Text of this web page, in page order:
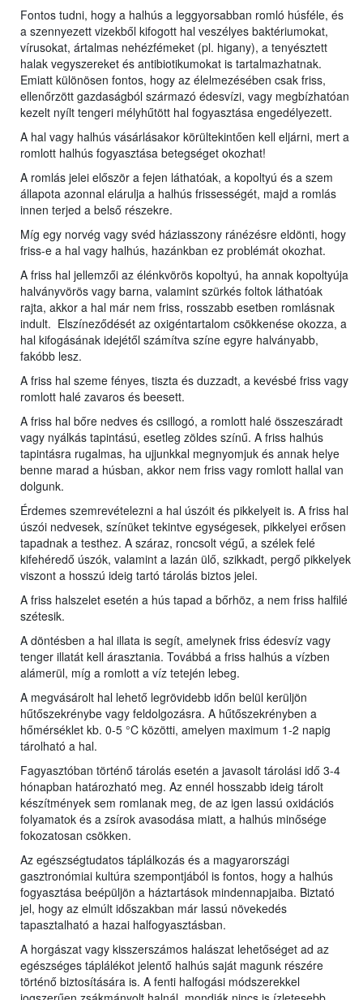
Fontos tudni, hogy a halhús a leggyorsabban romló húsféle, és
a szennyezett vizekből kifogott hal veszélyes baktériumokat,
vírusokat, ártalmas nehézfémeket (pl. higany), a tenyésztett
halak vegyszereket és antibiotikumokat is tartalmazhatnak.
Emiatt különösen fontos, hogy az élelmezésében csak friss,
ellenőrzött gazdaságból származó édesvízi, vagy megbízhatóan
kezelt nyílt tengeri mélyhűtött hal fogyasztása engedélyezett.
A hal vagy halhús vásárlásakor körültekintően kell eljárni, mert a
romlott halhús fogyasztása betegséget okozhat!
A romlás jelei először a fejen láthatóak, a kopoltyú és a szem
állapota azonnal elárulja a halhús frissességét, majd a romlás
innen terjed a belső részekre.
Míg egy norvég vagy svéd háziasszony ránézésre eldönti, hogy
friss-e a hal vagy halhús, hazánkban ez problémát okozhat.
A friss hal jellemzői az élénkvörös kopoltyú, ha annak kopoltyúja
halványvörös vagy barna, valamint szürkés foltok láthatóak
rajta, akkor a hal már nem friss, rosszabb esetben romlásnak
indult. Elszíneződését az oxigéntartalom csökkenése okozza, a
hal kifogásának idejétől számítva színe egyre halványabb,
fakóbb lesz.
A friss hal szeme fényes, tiszta és duzzadt, a kevésbé friss vagy
romlott halé zavaros és beesett.
A friss hal bőre nedves és csillogó, a romlott halé összeszáradt
vagy nyálkás tapintású, esetleg zöldes színű. A friss halhús
tapintásra rugalmas, ha ujjunkkal megnyomjuk és annak helye
benne marad a húsban, akkor nem friss vagy romlott hallal van
dolgunk.
Érdemes szemrevételezni a hal úszóit és pikkelyeit is. A friss hal
úszói nedvesek, színüket tekintve egységesek, pikkelyei erősen
tapadnak a testhez. A száraz, roncsolt végű, a szélek felé
kifehéredő úszók, valamint a lazán ülő, szikkadt, pergő pikkelyek
viszont a hosszú ideig tartó tárolás biztos jelei.
A friss halszelet esetén a hús tapad a bőrhöz, a nem friss halfilé
szétesik.
A döntésben a hal illata is segít, amelynek friss édesvíz vagy
tenger illatát kell árasztania. Továbbá a friss halhús a vízben
alámerül, míg a romlott a víz tetején lebeg.
A megvásárolt hal lehető legrövidebb időn belül kerüljön
hűtőszekrénybe vagy feldolgozásra. A hűtőszekrényben a
hőmérséklet kb. 0-5 °C közötti, amelyen maximum 1-2 napig
tárolható a hal.
Fagyasztóban történő tárolás esetén a javasolt tárolási idő 3-4
hónapban határozható meg. Az ennél hosszabb ideig tárolt
készítmények sem romlanak meg, de az igen lassú oxidációs
folyamatok és a zsírok avasodása miatt, a halhús minősége
fokozatosan csökken.
Az egészségtudatos táplálkozás és a magyarországi
gasztronómiai kultúra szempontjából is fontos, hogy a halhús
fogyasztása beépüljön a háztartások mindennapjaiba. Biztató
jel, hogy az elmúlt időszakban már lassú növekedés
tapasztalható a hazai halfogyasztásban.
A horgászat vagy kisszerszámos halászat lehetőséget ad az
egészséges táplálékot jelentő halhús saját magunk részére
történő biztosítására is. A fenti halfogási módszerekkel